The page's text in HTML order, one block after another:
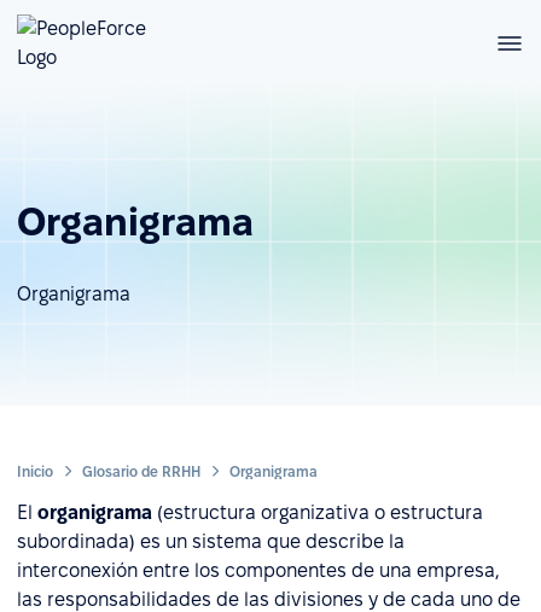
Organigrama
Organigrama
Inicio Glosario de RRHH Organigrama
El organigrama (estructura organizativa o estructura
subordinada) es un sistema que describe la
interconexión entre los componentes de una empresa,
las responsabilidades de las divisiones y de cada uno de